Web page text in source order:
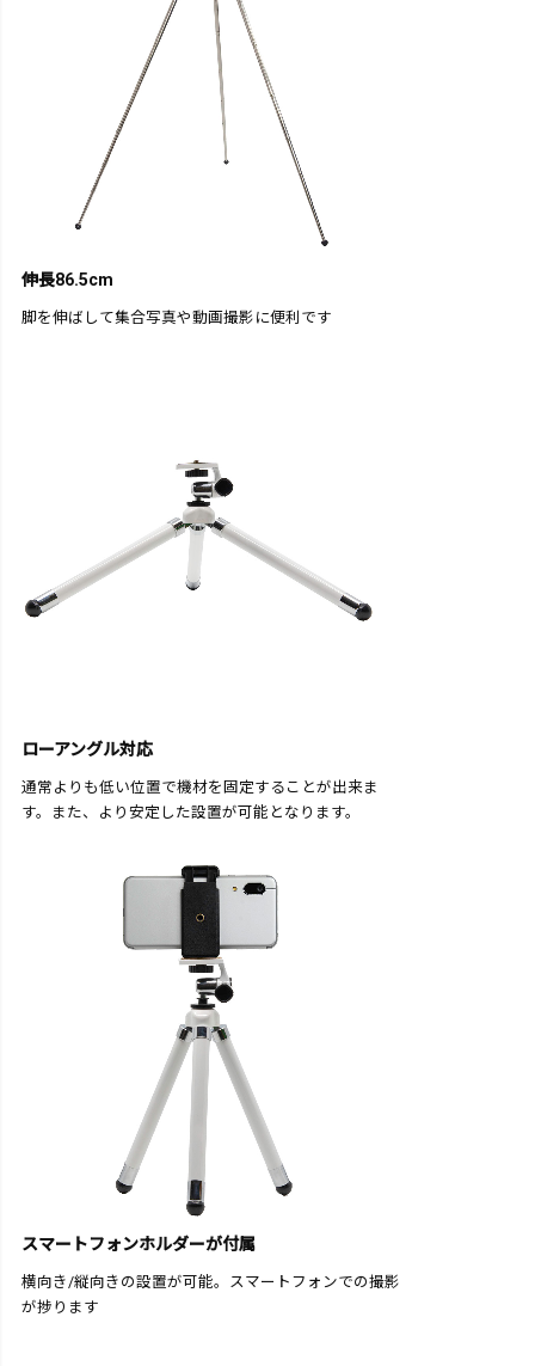
伸長86.5cm
脚を伸ばして集合写真や動画撮影に便利です
ローアングル対応
通常よりも低い位置で機材を固定することが出来ま
す。また、より安定した設置が可能となります。
スマートフォンホルダーが付属
横向き/縦向きの設置が可能。スマートフォンでの撮影
が捗ります